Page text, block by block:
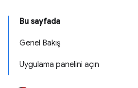
Bu sayfada
Genel Bakış
Uygulama panelini açın